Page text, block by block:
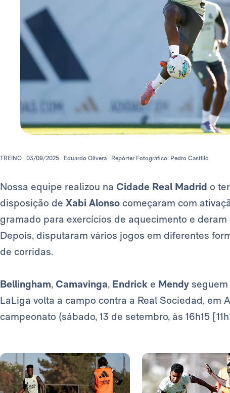
TREINO 03/09/2025 Eduardo Olivera Repórter Fotográfico: Pedro Castillo
Nossa equipe realizou na Cidade Real Madrid o
disposição de Xabi Alonso começaram com
gramado para exercícios de aquecimento e
Depois, disputaram vários jogos em diferentes
de corridas.
Bellingham, Camavinga, Endrick e Mendy
LaLiga volta a campo contra a Real Sociedad, em
campeonato (sábado, 13 de setembro, às 16h15